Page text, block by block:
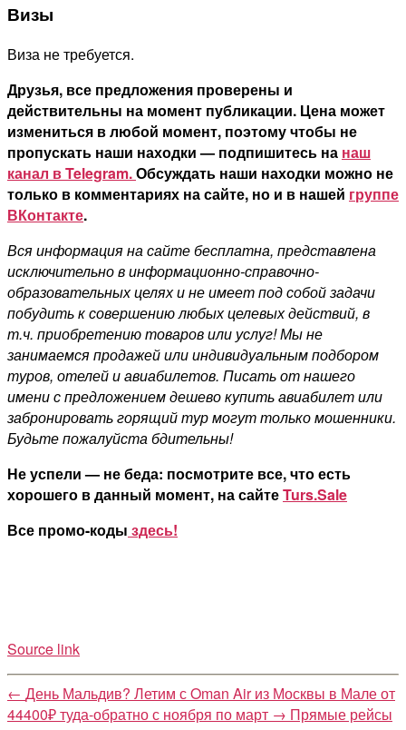
Визы
Виза не требуется.
Друзья, все предложения проверены и
действительны на момент публикации. Цена может
измениться в любой момент, поэтому чтобы не
пропускать наши находки — подпишитесь на наш
канал в Telegram.Обсуждать наши находки можно не
только в комментариях на сайте, но и в нашей группе
ВКонтакте.
Вся информация на сайте бесплатна, представлена
исключительно в информационно-справочно-
образовательных целях и не имеет под собой задачи
побудить к совершению любых целевых действий, в
т.ч. приобретению товаров или услуг! Мы не
занимаемся продажей или индивидуальным подбором
туров, отелей и авиабилетов. Писать от нашего
имени с предложением дешево купить авиабилет или
забронировать горящий тур могут только мошенники.
Будьте пожалуйста бдительны!
Не успели — не беда: посмотрите все, что есть
хорошего в данный момент, на сайтеTurs.Sale
Все промо-коды здесь!
Source link
← День Мальдив? Летим с Oman Air из Москвы в Мале от
44400₽ туда-обратно с ноября по март → Прямые рейсы